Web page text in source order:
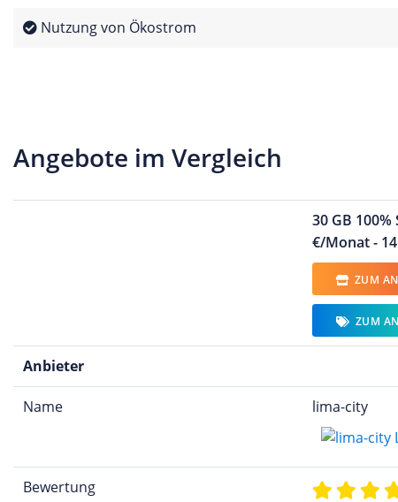
Nutzung von Ökostrom
Angebote im Vergleich
30 GB
€/Monat -
ZUM
ZUM
Anbieter
Name lima-city
Bewertung